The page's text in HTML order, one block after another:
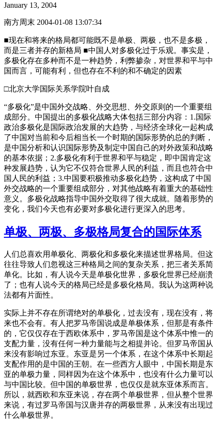
January 13, 2004
南方周末 2004-01-08 13:07:34
■现在和将来的格局都可能既不是单极、两极，也不是多极，
而是三者并存的新格局 ■中国人对多极化过于乐观。事实是，
多极化存在多种而不是一种趋势，利弊掺杂，对世界和平与中
国而言，可能有利，但也存在不利的和不确定的因素
□北京大学国际关系学院叶自成
“多极化”是中国外交战略、外交思想、外交原则的一个重要组
成部分。中国提出的多极化战略大体包括三部分内容：1.国际
政治多极化是国际政治发展的大趋势，与经济全球化一起构成
了中国对当前和今后相当长一个时期的国际形势的总的判断，
是中国分析和认识国际形势及制定中国自己的对外政策和战略
的基本依据；2.多极化有利于世界和平与稳定，即中国肯定这
种发展趋势，认为它不仅符合世界人民的利益，而且也符合中
国人民的利益；3.中国要积极推动多极化趋势，这构成了中国
外交战略的一个重要组成部分，对其他战略有着重大的基础性
意义。多极化战略指导中国外交取得了很大成就。随着形势的
变化，我们今天也有必要对多极化进行更深入的思考。
单极、两极、多极格局复合的国际体系
人们总喜欢用单极化、两极化和多极化来描述世界格局。但这
往往导致人们忽视这三种格局之间的复杂关系，把三者关系简
单化。比如，有人说今天是单极化世界，多极化世界已经崩溃
了；也有人说今天的格局已经是多极化格局。我认为这两种说
法都有片面性。
实际上并不存在所谓绝对的单极化，过去没有，现在没有，将
来也不会有。有人把罗马帝国说成是单极体系，但那是有条件
的，它仅仅存在于西欧体系中，罗马帝国是这个体系中惟一的
支配力量，没有任何一种力量能与之相提并论。但罗马帝国从
来没有影响过东亚。东亚是另一个体系，在这个体系中长期起
支配作用的是中国的王朝。在一些西方人眼中，中国长期是东
亚的单极力量，同样因为在这个体系中，也没有什么力量可以
与中国比较。但中国的单极世界，也仅仅是就东亚体系而言。
所以，就西欧和东亚来说，存在两个单极世界，但从整个世界
来说，有过罗马帝国与汉唐并存的两极世界，从来没有出现过
什么单极世界。